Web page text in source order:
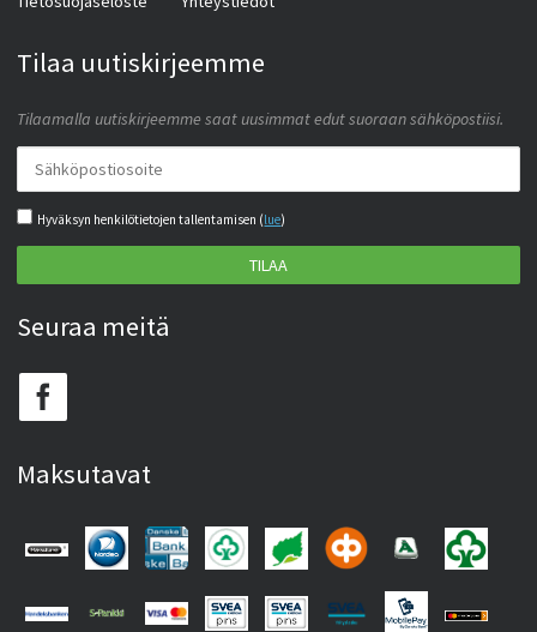
Tilaa uutiskirjeemme
Tilaamalla uutiskirjeemme saat uusimmat edut suoraan sähköpostiisi.
Hyväksyn henkilötietojen tallentamisen (lue)
TILAA
Seuraa meitä
Maksutavat